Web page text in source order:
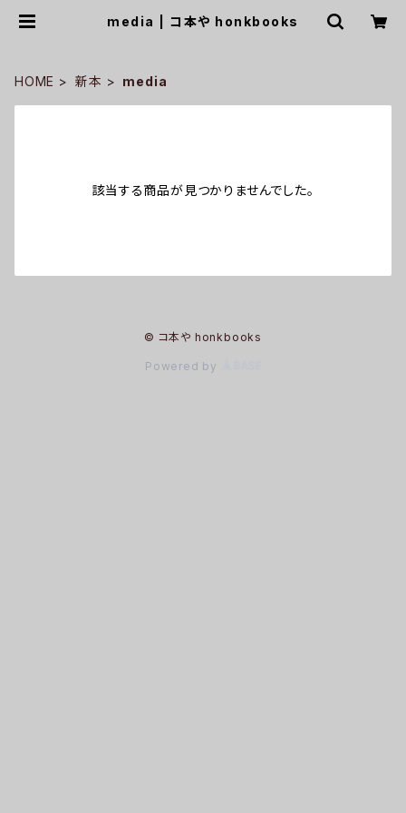
media | コ本や honkbooks
HOME 新本 media
該当する商品が見つかりませんでした。
© コ本や honkbooks
Powered by